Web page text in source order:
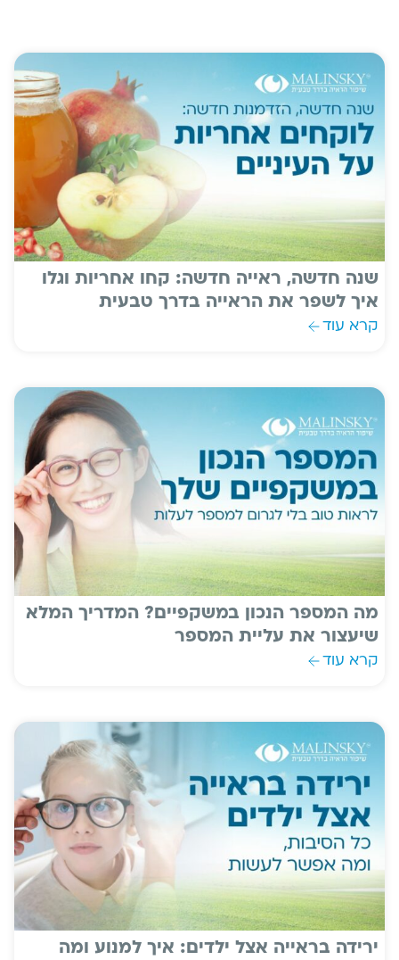
שנה חדשה, ראייה חדשה: קחו אחריות וגלו
איך לשפר את הראייה בדרך טבעית
קרא עוד
מה המספר הנכון במשקפיים? המדריך המלא
שיעצור את עליית המספר
קרא עוד
ירידה בראייה אצל ילדים: איך למנוע ומה